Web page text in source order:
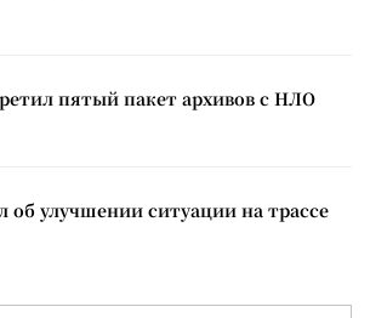
пятый пакет архивов с НЛО
об улучшении ситуации на трассе